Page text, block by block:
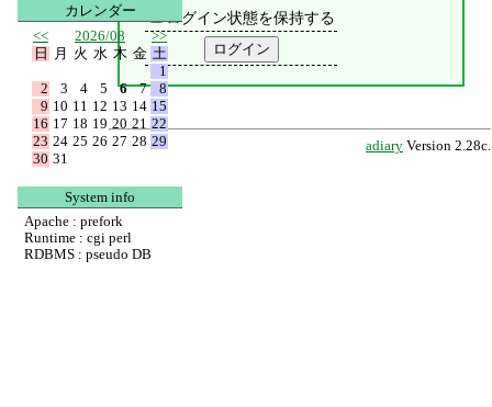
ログイン状態を保持する
adiary Version 2.28c.
カレンダー
<<
2026/08
>>
日
月 火 水 木 金 土
1
2
3 4 5 6 7
8
9 10 11 12 13 14 15
16 17 18 19 20 21 22
23 24 25 26 27 28 29
30 31
System info
Apache : prefork
Runtime : cgi perl
RDBMS : pseudo DB